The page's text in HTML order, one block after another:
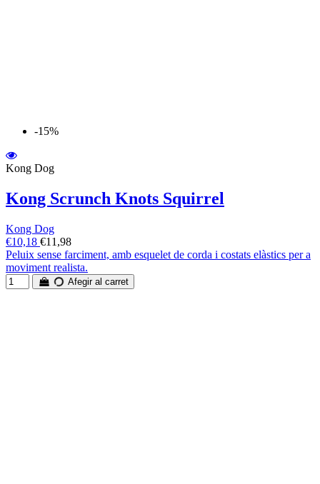
-15%
Kong Dog
Kong Scrunch Knots Squirrel
Kong Dog
€10,18 €11,98
Peluix sense farciment, amb esquelet de corda i costats elàstics per a
moviment realista.
Afegir al carret